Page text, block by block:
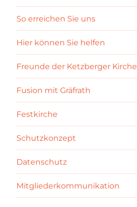
So erreichen Sie uns
Hier können Sie helfen
Freunde der Ketzberger Kirche
Fusion mit Gräfrath
Festkirche
Schutzkonzept
Datenschutz
Mitgliederkommunikation